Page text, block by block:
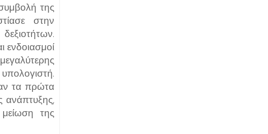
της
στην
ενδοιασμοί
τα πρώτα
ανάπτυξης,
της